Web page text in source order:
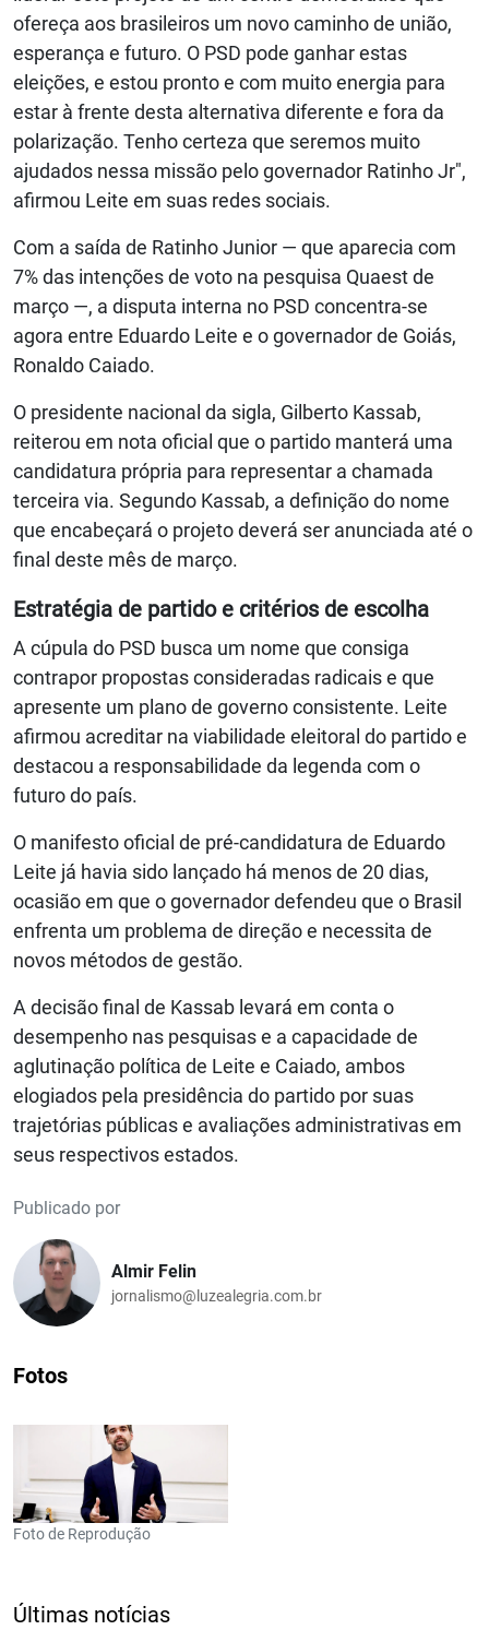
ofereça aos brasileiros um novo caminho de união,
esperança e futuro. O PSD pode ganhar estas
eleições, e estou pronto e com muito energia para
estar à frente desta alternativa diferente e fora da
polarização. Tenho certeza que seremos muito
ajudados nessa missão pelo governador Ratinho Jr",
afirmou Leite em suas redes sociais.
Com a saída de Ratinho Junior — que aparecia com
7% das intenções de voto na pesquisa Quaest de
março —, a disputa interna no PSD concentra-se
agora entre Eduardo Leite e o governador de Goiás,
Ronaldo Caiado.
O presidente nacional da sigla, Gilberto Kassab,
reiterou em nota oficial que o partido manterá uma
candidatura própria para representar a chamada
terceira via. Segundo Kassab, a definição do nome
que encabeçará o projeto deverá ser anunciada até o
final deste mês de março.
Estratégia de partido e critérios de escolha
A cúpula do PSD busca um nome que consiga
contrapor propostas consideradas radicais e que
apresente um plano de governo consistente. Leite
afirmou acreditar na viabilidade eleitoral do partido e
destacou a responsabilidade da legenda com o
futuro do país.
O manifesto oficial de pré-candidatura de Eduardo
Leite já havia sido lançado há menos de 20 dias,
ocasião em que o governador defendeu que o Brasil
enfrenta um problema de direção e necessita de
novos métodos de gestão.
A decisão final de Kassab levará em conta o
desempenho nas pesquisas e a capacidade de
aglutinação política de Leite e Caiado, ambos
elogiados pela presidência do partido por suas
trajetórias públicas e avaliações administrativas em
seus respectivos estados.
Publicado por
Almir Felin
jornalismo@luzealegria.com.br
Fotos
Foto de Reprodução
Últimas notícias